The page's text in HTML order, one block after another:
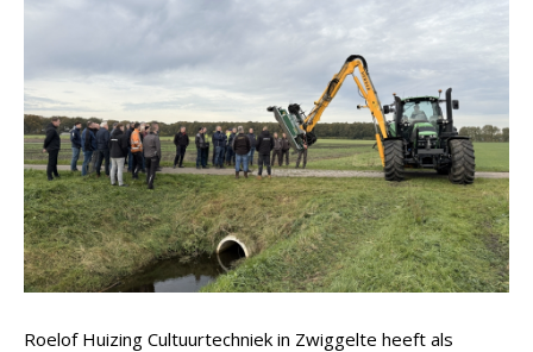
Roelof Huizing Cultuurtechniek in Zwiggelte heeft als